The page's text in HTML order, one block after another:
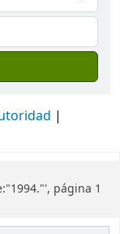
página 1